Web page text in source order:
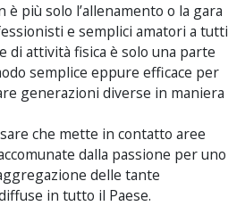
è più solo l’allenamento o la gara
e semplici amatori a tutti
di attività fisica è solo una parte
semplice eppure efficace per
generazioni diverse in maniera
che mette in contatto aree
dalla passione per uno
delle tante
in tutto il Paese.